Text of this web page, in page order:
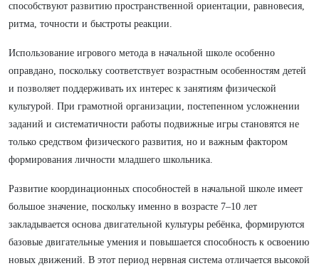
способствуют развитию пространственной ориентации, равновесия,
ритма, точности и быстроты реакции.
Использование игрового метода в начальной школе особенно
оправдано, поскольку соответствует возрастным особенностям детей
и позволяет поддерживать их интерес к занятиям физической
культурой. При грамотной организации, постепенном усложнении
заданий и систематичности работы подвижные игры становятся не
только средством физического развития, но и важным фактором
формирования личности младшего школьника.
Развитие координационных способностей в начальной школе имеет
большое значение, поскольку именно в возрасте 7–10 лет
закладывается основа двигательной культуры ребёнка, формируются
базовые двигательные умения и повышается способность к освоению
новых движений. В этот период нервная система отличается высокой